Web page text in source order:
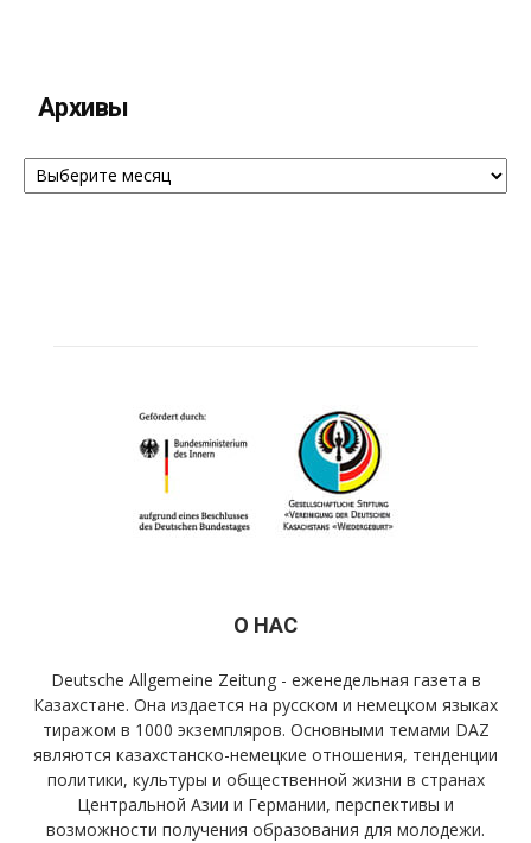
Архивы
Архивы
О НАС
Deutsche Allgemeine Zeitung - еженедельная газета в
Казахстане. Она издается на русском и немецком языках
тиражом в 1000 экземпляров. Основными темами DAZ
являются казахстанско-немецкие отношения, тенденции
политики, культуры и общественной жизни в странах
Центральной Азии и Германии, перспективы и
возможности получения образования для молодежи.